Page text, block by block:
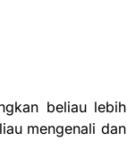
beliau lebih
mengenali dan